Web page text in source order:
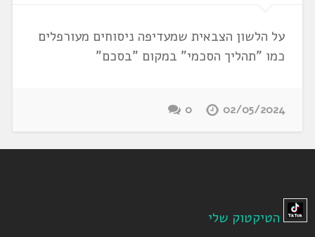
על הלשון הצבאית שמעדיפה ניסוחים מעורפלים
כמו "תהליך הסכמי" במקום "בסכם"
02/05/2024
0
הטיקטוק שלי